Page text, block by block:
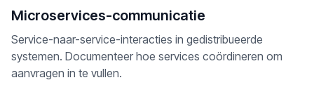
Microservices-communicatie
Service-naar-service-interacties in gedistribueerde
systemen. Documenteer hoe services coördineren om
aanvragen in te vullen.